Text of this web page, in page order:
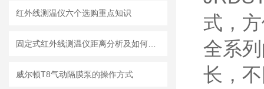
红外线测温仪六个选购重点知识
威尔顿T8气动隔膜泵的操作方式
式，
全系
长，